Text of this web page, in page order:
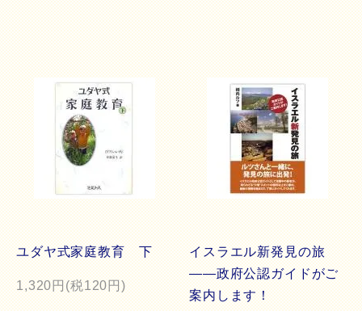
ユダヤ式家庭教育 下
1,320円(税120円)
イスラエル新発見の旅
――政府公認ガイドがご
案内します！